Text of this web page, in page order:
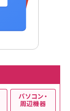
パソコン・
周辺機器